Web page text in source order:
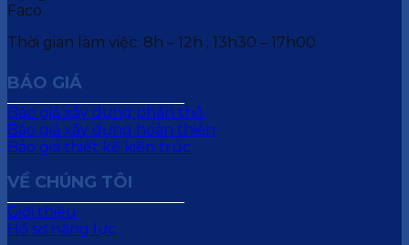
Thời gian làm việc: 8h – 12h ; 13h30 – 17h00
BÁO GIÁ
Báo giá xây dựng phần thô
Báo giá xây dựng hoàn thiện
Báo giá thiết kế kiến trúc
VỀ CHÚNG TÔI
Giới thiệu
Hồ sơ năng lực